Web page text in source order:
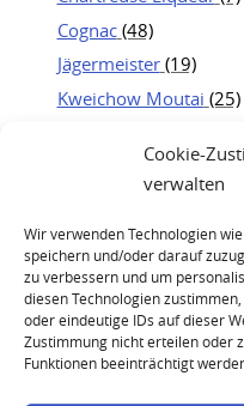
Cookie-
verwalten
Wir verwenden Technologien
speichern und/oder darauf
zu verbessern und um
diesen Technologien
oder eindeutige IDs auf dieser
Zustimmung nicht erteilen oder
Funktionen beeinträchtigt
Cognac (48)
Jägermeister (19)
Kweichow Moutai (25)